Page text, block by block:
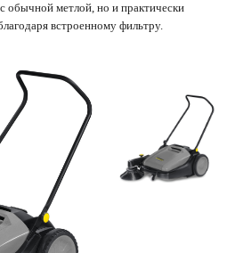
обычной метлой, но и практически
встроенному фильтру.